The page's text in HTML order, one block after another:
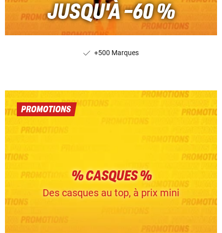
JUSQU'À -60 %
+500 Marques
PROMOTIONS
% CASQUES %
Des casques au top, à prix mini